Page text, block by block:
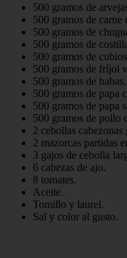
500 gramos de
500 gramos de carne
500 gramos de
500 gramos de
500 gramos de
500 gramos de fríjol
500 gramos de habas.
500 gramos de papa
500 gramos de papa
500 gramos de pollo
2 cebollas
2 mazorcas partidas
3 gajos de cebolla
6 cabezas de ajo.
8 tomates.
Aceite.
Tomillo y laurel.
Sal y color al gusto.